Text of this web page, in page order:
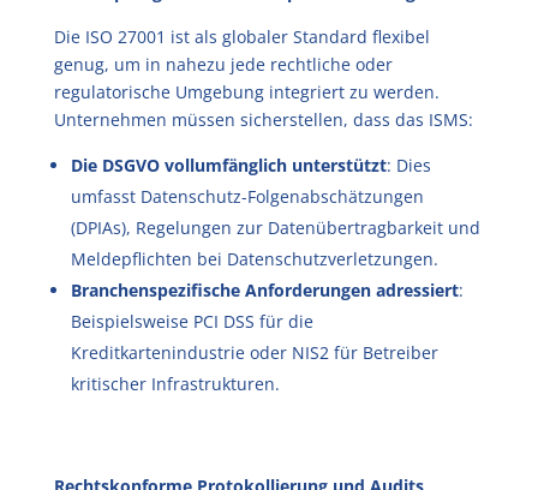
Die ISO 27001 ist als globaler Standard flexibel
genug, um in nahezu jede rechtliche oder
regulatorische Umgebung integriert zu werden.
Unternehmen müssen sicherstellen, dass das ISMS:
Die DSGVO vollumfänglich unterstützt: Dies
umfasst Datenschutz-Folgenabschätzungen
(DPIAs), Regelungen zur Datenübertragbarkeit und
Meldepflichten bei Datenschutzverletzungen.
Branchenspezifische Anforderungen adressiert:
Beispielsweise PCI DSS für die
Kreditkartenindustrie oder NIS2 für Betreiber
kritischer Infrastrukturen.